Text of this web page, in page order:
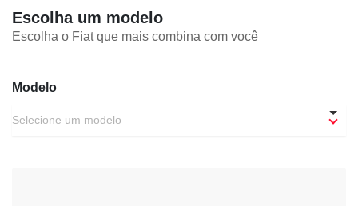
Escolha um modelo
Escolha o Fiatque mais combina com você
Modelo
Selecione um modelo